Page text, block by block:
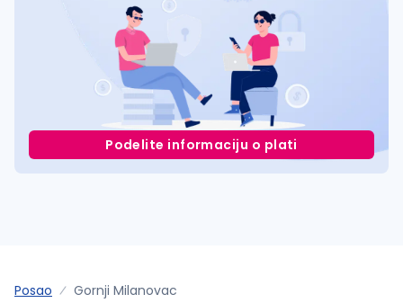
Podelite informaciju o plati
Posao Gornji Milanovac